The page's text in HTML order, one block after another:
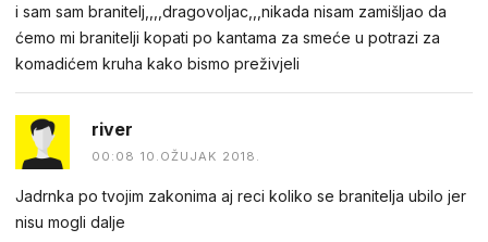
i sam sam branitelj,,,,dragovoljac,,,nikada nisam zamišljao da
ćemo mi branitelji kopati po kantama za smeće u potrazi za
komadićem kruha kako bismo preživjeli
river
00:08 10.OŽUJAK 2018.
Jadrnka po tvojim zakonima aj reci koliko se branitelja ubilo jer
nisu mogli dalje